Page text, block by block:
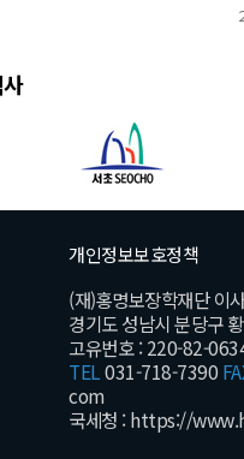
개인정보보호정책
(재)홍명보장학재단 이
경기도 성남시 분당구
고유번호 : 220-82-
TEL031-718-7390
com
국세청 :https://